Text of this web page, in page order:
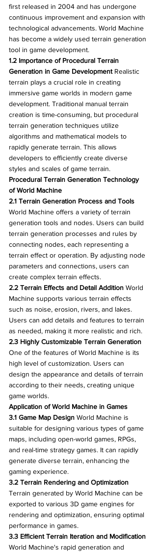
first released in 2004 and has undergone
continuous improvement and expansion with
technological advancements. World Machine
has become a widely used terrain generation
tool in game development.
1.2 Importance of Procedural Terrain
Generation in Game Development Realistic
terrain plays a crucial role in creating
immersive game worlds in modern game
development. Traditional manual terrain
creation is time-consuming, but procedural
terrain generation techniques utilize
algorithms and mathematical models to
rapidly generate terrain. This allows
developers to efficiently create diverse
styles and scales of game terrain.
Procedural Terrain Generation Technology
of World Machine
2.1 Terrain Generation Process and Tools
World Machine offers a variety of terrain
generation tools and nodes. Users can build
terrain generation processes and rules by
connecting nodes, each representing a
terrain effect or operation. By adjusting node
parameters and connections, users can
create complex terrain effects.
2.2 Terrain Effects and Detail Addition World
Machine supports various terrain effects
such as noise, erosion, rivers, and lakes.
Users can add details and features to terrain
as needed, making it more realistic and rich.
2.3 Highly Customizable Terrain Generation
One of the features of World Machine is its
high level of customization. Users can
design the appearance and details of terrain
according to their needs, creating unique
game worlds.
Application of World Machine in Games
3.1 Game Map Design World Machine is
suitable for designing various types of game
maps, including open-world games, RPGs,
and real-time strategy games. It can rapidly
generate diverse terrain, enhancing the
gaming experience.
3.2 Terrain Rendering and Optimization
Terrain generated by World Machine can be
exported to various 3D game engines for
rendering and optimization, ensuring optimal
performance in games.
3.3 Efficient Terrain Iteration and Modification
World Machine's rapid generation and